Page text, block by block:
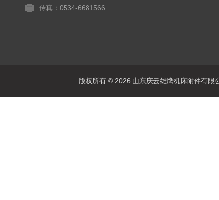
传真：0534-6681566
版权所有 © 2026 山东庆云雄鹰机床附件有